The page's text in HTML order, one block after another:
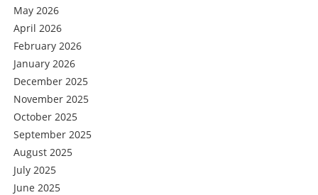
May 2026
April 2026
February 2026
January 2026
December 2025
November 2025
October 2025
September 2025
August 2025
July 2025
June 2025